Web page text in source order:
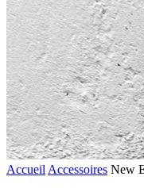
Accueil Accessoires New